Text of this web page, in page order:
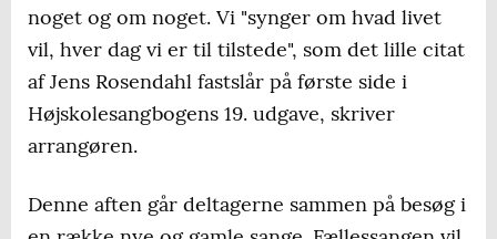
noget og om noget. Vi "synger om hvad livet
vil, hver dag vi er til tilstede", som det lille citat
af Jens Rosendahl fastslår på første side i
Højskolesangbogens 19. udgave, skriver
arrangøren.
Denne aften går deltagerne sammen på besøg i